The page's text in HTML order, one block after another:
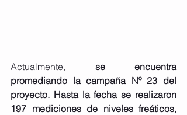
Actualmente, se encuentra
promediando la campaña Nº 23 del
proyecto. Hasta la fecha se realizaron
197 mediciones de niveles freáticos,